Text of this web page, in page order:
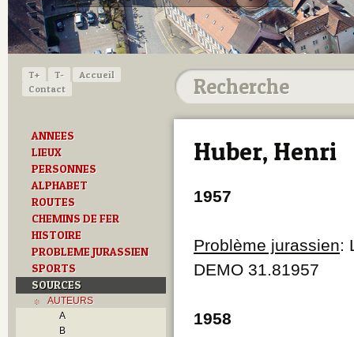
T+ T-
Accueil
Contact
ANNEES
LIEUX
PERSONNES
ALPHABET
ROUTES
CHEMINS DE FER
HISTOIRE
PROBLEME JURASSIEN
SPORTS
SOURCES
AUTEURS
A
B
Huber, Henri
1957
Problème jurassien:
DEMO 31.81957
1958